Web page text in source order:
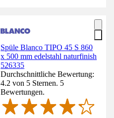
Spüle Blanco TIPO 45 S 860
x 500 mm edelstahl naturfinish
526335
Durchschnittliche Bewertung:
4.2 von 5 Sternen. 5
Bewertungen.